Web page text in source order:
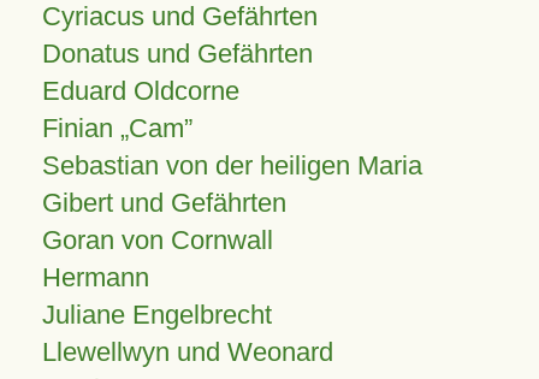
Cyriacus und Gefährten
Donatus und Gefährten
Eduard Oldcorne
Finian Cam
Sebastian von der heiligen Maria
Gibert und Gefährten
Goran von Cornwall
Hermann
Juliane Engelbrecht
Llewellwyn und Weonard